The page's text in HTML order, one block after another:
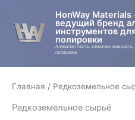
содержимому
HonWay Materials
ведущий бренд
инструментов
полировки
Алмазная паста, алмазная
полировка
Главная / Редкоземельное
Редкоземельное сырьё